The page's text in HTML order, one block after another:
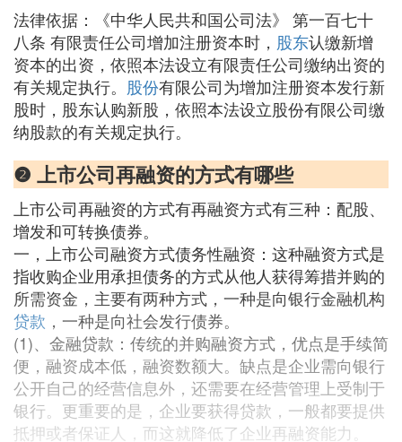
法律依据：《中华人民共和国公司法》 第一百七十
八条 有限责任公司增加注册资本时， 股东认缴新增
资本的出资，依照本法设立有限责任公司缴纳出资的
有关规定执行。 股份有限公司为增加注册资本发行新
股时，股东认购新股，依照本法设立股份有限公司缴
纳股款的有关规定执行。
❷ 上市公司再融资的方式有哪些
上市公司再融资的方式有再融资方式有三种：配股、
增发和可转换债券。
一，上市公司融资方式债务性融资：这种融资方式是
指收购企业用承担债务的方式从他人获得筹措并购的
所需资金，主要有两种方式，一种是向银行金融机构
贷款 ，一种是向社会发行债券。
(1)、金融贷款：传统的并购融资方式，优点是手续简
便，融资成本低，融资数额大。缺点是企业需向银行
公开自己的经营信息外，还需要在经营管理上受制于
银行。更重要的是，企业要获得贷款，一般都要提供
抵押或者保证人，而这就降低了企业再融资能力。